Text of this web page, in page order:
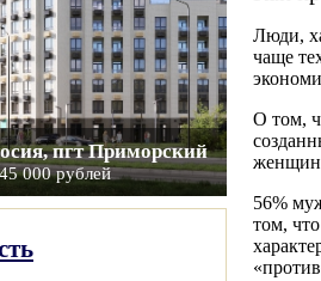
пгт Приморский
000 рублей
Люди,
чаще
О том,
56%
том,